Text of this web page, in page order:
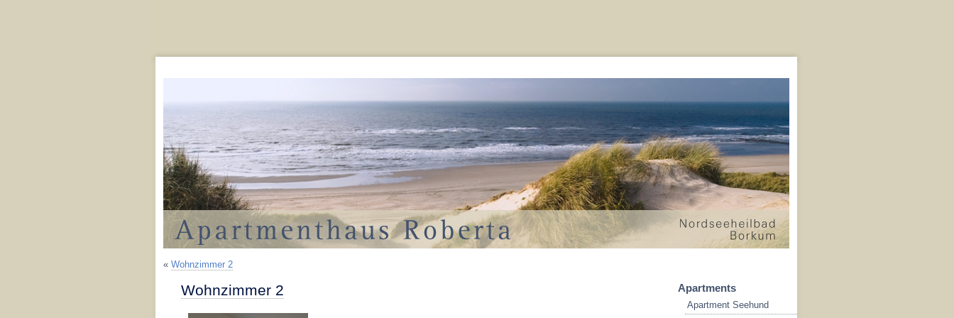
Apartments
Apartment Seehund
« Wohnzimmer 2
Wohnzimmer 2